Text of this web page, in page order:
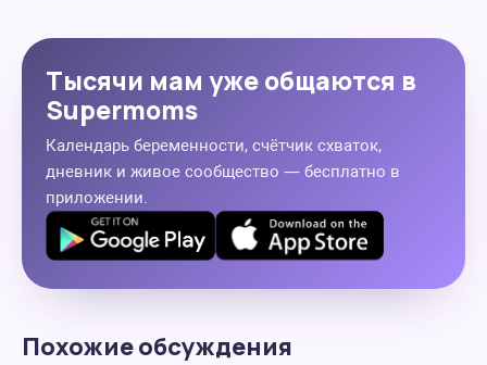
Тысячи мам уже общаются в
Supermoms
Календарь беременности, счётчик схваток,
дневник и живое сообщество — бесплатно в
приложении.
Похожие обсуждения